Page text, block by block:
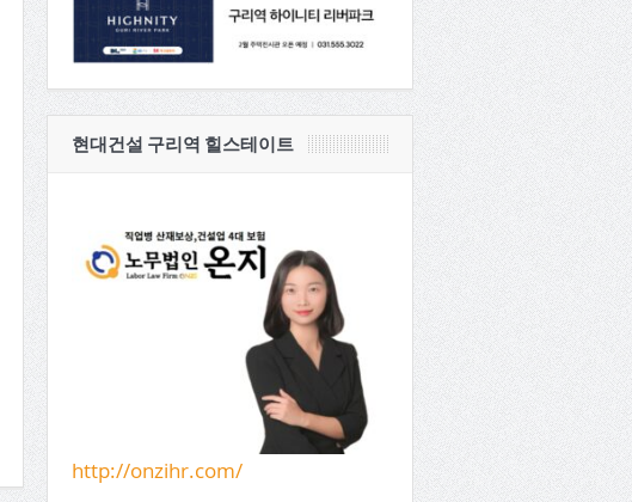
현대건설 구리역 힐스테이트
http://onzihr.com/